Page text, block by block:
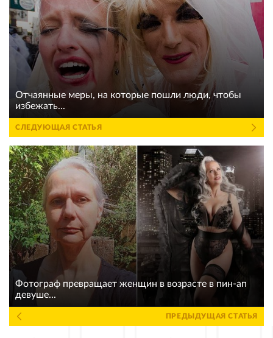
Отчаянные меры, на которые пошли люди, чтобы
избежать...
СЛЕДУЮЩАЯ СТАТЬЯ
Фотограф превращает женщин в возрасте в пин-ап
девуше...
ПРЕДЫДУЩАЯ СТАТЬЯ